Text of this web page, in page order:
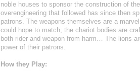
noble houses to sponsor the construction of
overengineering that followed has since then
patrons. The weapons themselves are a
could hope to match, the chariot bodies are
both rider and weapon from harm… The lions
power of their patrons.
How they Play: